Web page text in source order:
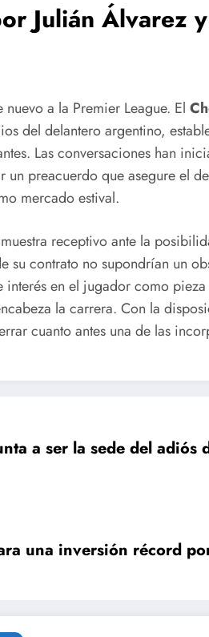
Julián Álvarez
nuevo a la Premier League. El
del delantero argentino,
Las conversaciones han
un preacuerdo que asegure el
mercado estival.
receptivo ante la
su contrato no supondrían un
interés en el jugador como
la carrera. Con la
cuanto antes una de las
a ser la sede del adiós
una inversión récord